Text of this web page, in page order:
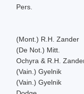
Pers.
(Mont.) R.H. Zander
(De Not.) Mitt.
Ochyra & R.H.
(Vain.) Gyelnik
(Vain.) Gyelnik